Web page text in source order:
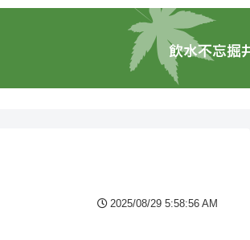
2025/08/29 5:58:56 AM